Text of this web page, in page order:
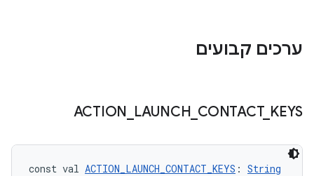
ערכים קבועים
ACTION LAUNCH CONTACT_ KEYS
const val ACTION_LAUNCH_CONTACT_KEYS : String